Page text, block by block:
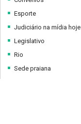
Esporte
Judiciário na mídia hoje
Legislativo
Rio
Sede praiana